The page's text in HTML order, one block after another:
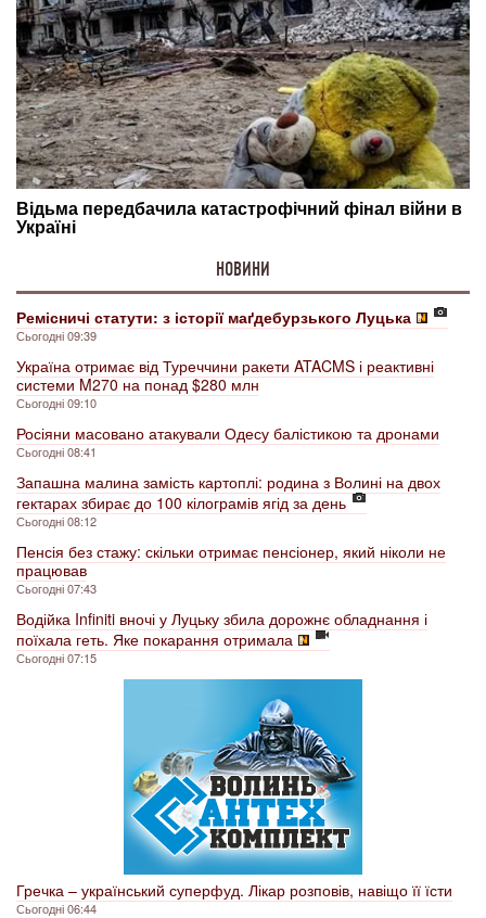
НОВИНИ
Ремісничі статути: з історії маґдебурзького Луцька
Сьогодні 09:39
Україна отримає від Туреччини ракети ATACMS і реактивні
системи M270 на понад $280 млн
Сьогодні 09:10
Росіяни масовано атакували Одесу балістикою та дронами
Сьогодні 08:41
Запашна малина замість картоплі: родина з Волині на двох
гектарах збирає до 100 кілограмів ягід за день
Сьогодні 08:12
Пенсія без стажу: скільки отримає пенсіонер, який ніколи не
працював
Сьогодні 07:43
Водійка Infiniti вночі у Луцьку збила дорожнє обладнання і
поїхала геть. Яке покарання отримала
Сьогодні 07:15
Гречка – український суперфуд. Лікар розповів, навіщо її їсти
Сьогодні 06:44